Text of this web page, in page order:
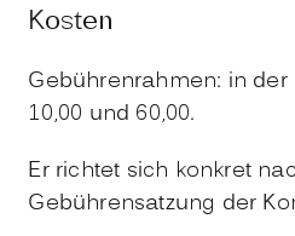
Kosten
Gebührenrahmen: in der
10,00 und 60,00.
Er richtet sich konkret
Gebührensatzung der